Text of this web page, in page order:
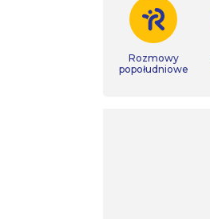
Rozmowy
popołudniowe